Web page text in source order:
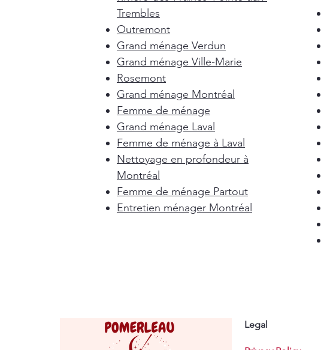
Trembles
Outremont
Grand ménage Verdun
Grand ménage Ville-Marie
Rosemont
Grand ménage Montréal
Femme de ménage
Grand ménage Laval
Femme de ménage à Laval
Nettoyage en profondeur à
Montréal
Femme de ménage Partout
Entretien ménager Montréal
Legal